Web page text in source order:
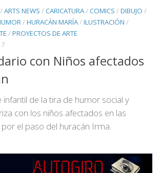
/ARTS NEWS /CARICATURA/COMICS /DIBUJO /
/HURACÁN MARÍA/ILUSTRACIÓN /
/PROYECTOS DE ARTE
con Niños afectados
infantil de la tira de humor social y
con los niños afectados en las
el paso del huracán Irma.